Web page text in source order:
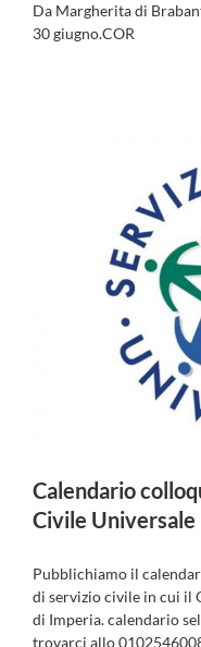
Da Margherita di
30 giugno.COR
Calendario
Civile Universale
Pubblichiamo il
di servizio civile in cui il
di Imperia. calendario
trovarci allo